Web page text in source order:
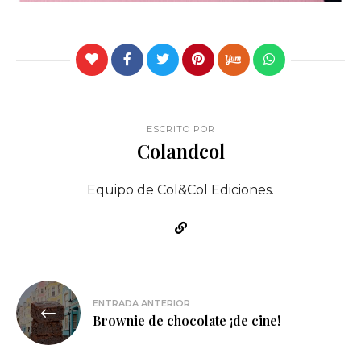
ESCRITO POR
Colandcol
Equipo de Col&Col Ediciones.
Navegación
de
entradas
ENTRADA ANTERIOR
Brownie de chocolate ¡de cine!